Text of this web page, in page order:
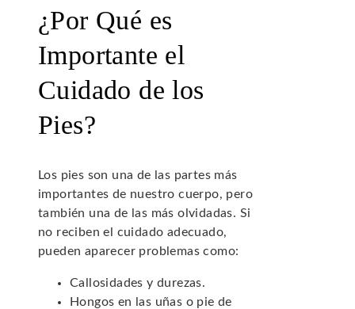
¿Por Qué es
Importante el
Cuidado de los
Pies?
Los pies son una de las partes más
importantes de nuestro cuerpo, pero
también una de las más olvidadas. Si
no reciben el cuidado adecuado,
pueden aparecer problemas como:
Callosidades y durezas.
Hongos en las uñas o pie de